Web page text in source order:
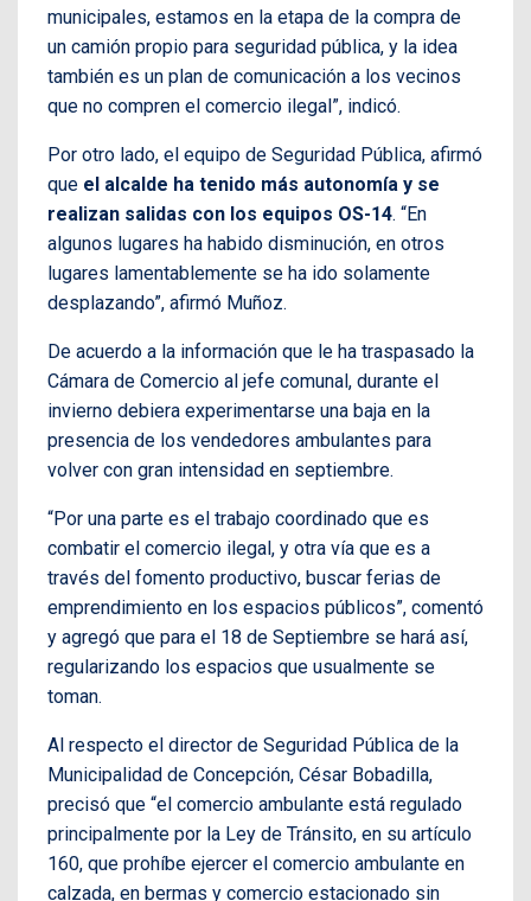
municipales, estamos en la etapa de la compra de
un camión propio para seguridad pública, y la idea
también es un plan de comunicación a los vecinos
que no compren el comercio ilegal”, indicó.
Por otro lado, el equipo de Seguridad Pública, afirmó
que el alcalde ha tenido más autonomía y se
realizan salidas con los equipos OS-14. “En
algunos lugares ha habido disminución, en otros
lugares lamentablemente se ha ido solamente
desplazando”, afirmó Muñoz.
De acuerdo a la información que le ha traspasado la
Cámara de Comercio al jefe comunal, durante el
invierno debiera experimentarse una baja en la
presencia de los vendedores ambulantes para
volver con gran intensidad en septiembre.
“Por una parte es el trabajo coordinado que es
combatir el comercio ilegal, y otra vía que es a
través del fomento productivo, buscar ferias de
emprendimiento en los espacios públicos”, comentó
y agregó que para el 18 de Septiembre se hará así,
regularizando los espacios que usualmente se
toman.
Al respecto el director de Seguridad Pública de la
Municipalidad de Concepción, César Bobadilla,
precisó que “el comercio ambulante está regulado
principalmente por la Ley de Tránsito, en su artículo
160, que prohíbe ejercer el comercio ambulante en
calzada, en bermas y comercio estacionado sin